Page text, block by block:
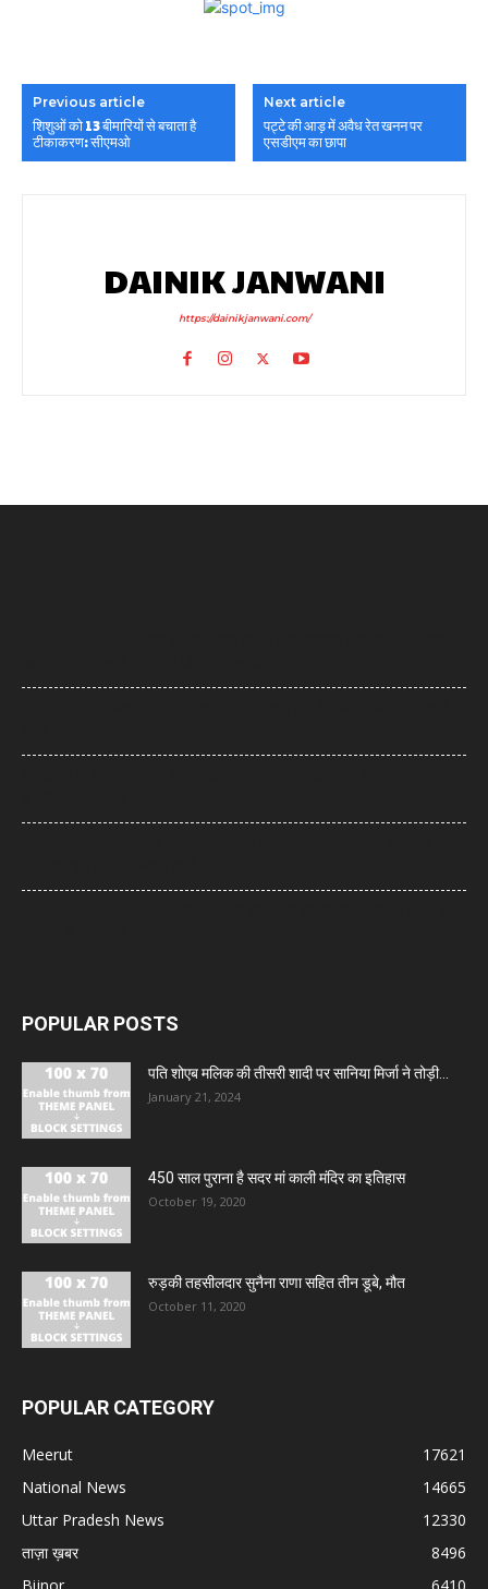
Previous article
शिशुओं को 13 बीमारियों से बचाता है
टीकाकरण: सीएमओ
Next article
पट्टे की आड़ में अवैध रेत खनन पर
एसडीएम का छापा
DAINIK JANWANI
https://dainikjanwani.com/
POPULAR POSTS
पति शोएब मलिक की तीसरी शादी पर सानिया मिर्जा ने तोड़ी...
January 21, 2024
450 साल पुराना है सदर मां काली मंदिर का इतिहास
October 19, 2020
रुड़की तहसीलदार सुनैना राणा सहित तीन डूबे, मौत
October 11, 2020
POPULAR CATEGORY
Meerut
17621
National News
14665
Uttar Pradesh News
12330
ताज़ा ख़बर
8496